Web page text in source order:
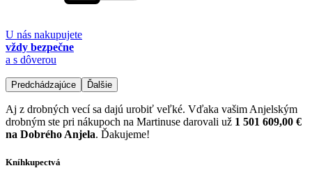
U nás nakupujete
vždy bezpečne
a s dôverou
Predchádzajúce Ďalšie
Aj z drobných vecí sa dajú urobiť veľké. Vďaka vašim Anjelským
drobným ste pri nákupoch na Martinuse darovali už 1 501 609,00 €
na Dobrého Anjela. Ďakujeme!
Kníhkupectvá